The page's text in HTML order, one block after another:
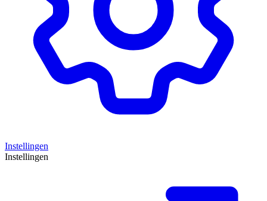
Instellingen
Instellingen